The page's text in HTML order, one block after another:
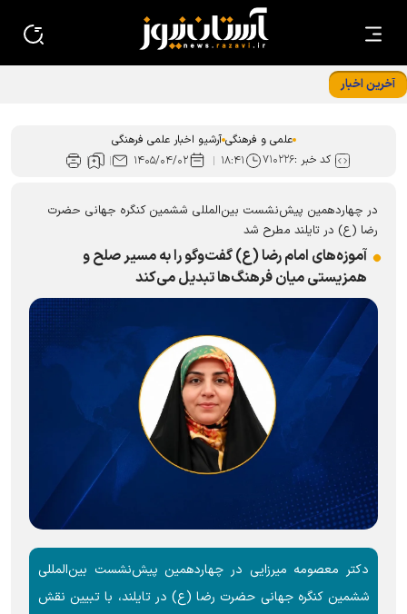
آخرین اخبار
علمی و فرهنگی آرشیو اخبار علمی فرهنگی
کد خبر :۷۱۰۲۲۶ ۱۸:۴۱ ۱۴۰۵/۰۴/۰۲
در چهاردهمین پیش‌نشست بین‌المللی ششمین کنگره جهانی حضرت
رضا (ع) در تایلند مطرح شد
آموزه‌های امام رضا (ع) گفت‌و‌گو را به مسیر صلح و
همزیستی میان فرهنگ‌ها تبدیل می‌کند
دکتر معصومه میرزایی در چهاردهمین پیش‌نشست بین‌المللی
ششمین کنگره جهانی حضرت رضا (ع) در تایلند، با تبیین نقش